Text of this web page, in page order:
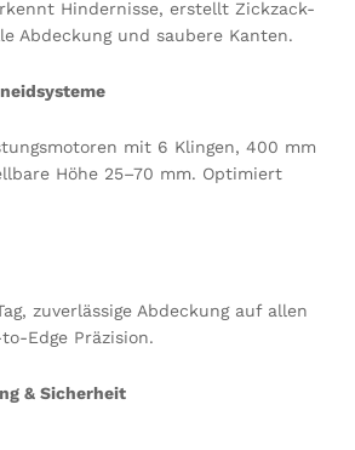
Hindernisse, erstellt Zickzack-
Abdeckung und saubere Kanten.
mit 6 Klingen, 400 mm
Höhe 25–70 mm. Optimiert
zuverlässige Abdeckung auf allen
Edge Präzision.
& Sicherheit